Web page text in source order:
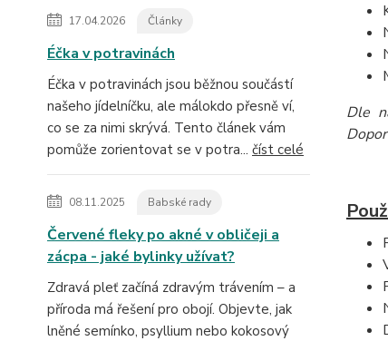
17.04.2026 Články
Éčka v potravinách
Éčka v potravinách jsou běžnou součástí
našeho jídelníčku, ale málokdo přesně ví,
co se za nimi skrývá. Tento článek vám
pomůže zorientovat se v potra... číst celé
08.11.2025 Babské rady
Červené fleky po akné v obličeji a
zácpa - jaké bylinky užívat?
Zdravá pleť začíná zdravým trávením – a
příroda má řešení pro obojí. Objevte, jak
lněné semínko, psyllium nebo kokosový
Dle